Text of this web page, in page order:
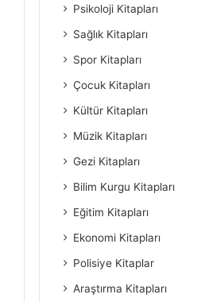
Psikoloji Kitapları
Sağlık Kitapları
Spor Kitapları
Çocuk Kitapları
Kültür Kitapları
Müzik Kitapları
Gezi Kitapları
Bilim Kurgu Kitapları
Eğitim Kitapları
Ekonomi Kitapları
Polisiye Kitaplar
Araştırma Kitapları